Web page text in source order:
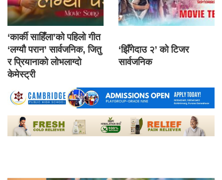
‘कार्की साहिँला’को पहिलो गीत
‘लग्यौ परान’ सार्वजनिक, जितु
र प्रियानाको लोभलाग्दो
केमेस्ट्री
‘झिँगेदाउ २’ को टिजर
सार्वजनिक